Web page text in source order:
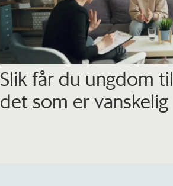
Slik får du ungdom
det som er vanskelig